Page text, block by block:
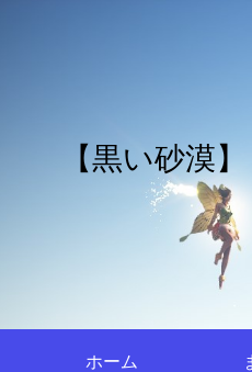
【黒い砂漠
ホーム